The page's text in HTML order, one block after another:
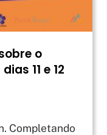
o
11 e 12
Completando